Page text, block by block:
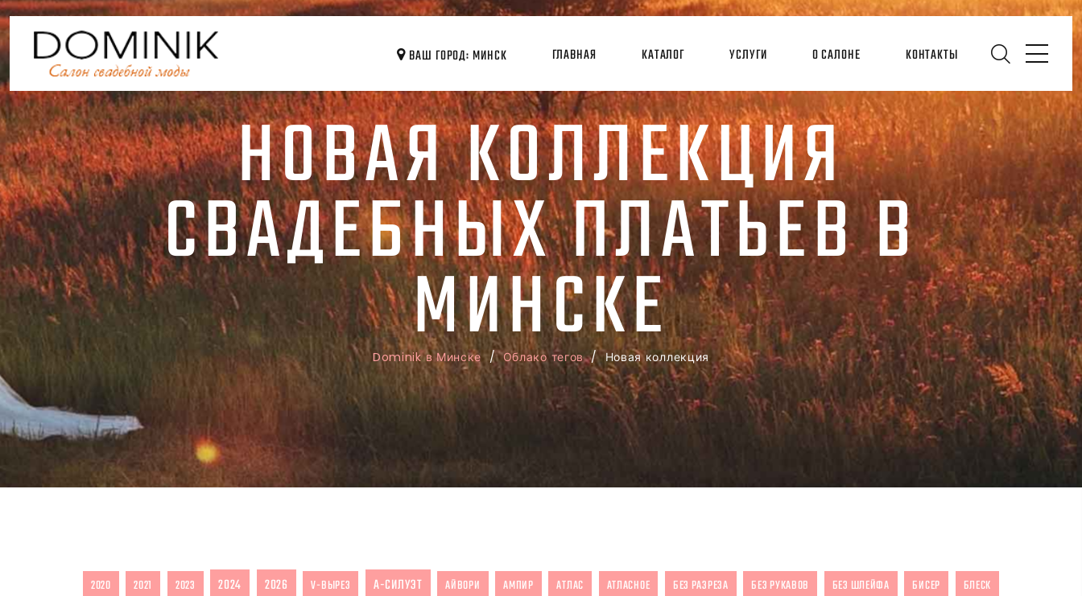
ВАШ ГОРОД: МИНСК ГЛАВНАЯ КАТАЛОГ УСЛУГИ О САЛОНЕ КОНТАКТЫ
НОВАЯ КОЛЛЕКЦИЯ
СВАДЕБНЫХ ПЛАТЬЕВ В
МИНСКЕ
Dominik в Минске/Облако тегов/ Новая коллекция
2020 2021 2023 2024 2026 V-ВЫРЕЗ А-СИЛУЭТ АЙВОРИ АМПИР АТЛАС АТЛАСНОЕ БЕЗ РАЗРЕЗА БЕЗ РУКАВОВ БЕЗ ШЛЕЙФА БИСЕР БЛЕСК